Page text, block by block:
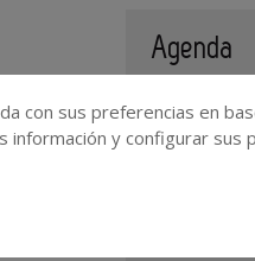
Agenda
5º
con sus preferencias en
y configurar sus